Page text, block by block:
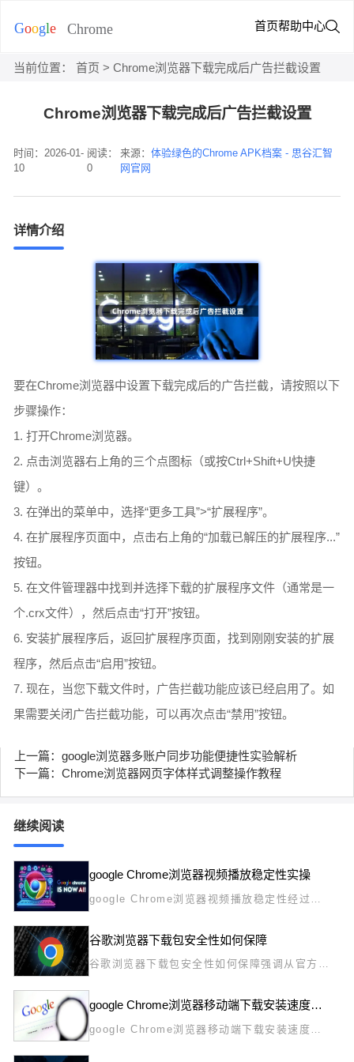
首页帮助中心
当前位置： 首页 > Chrome浏览器下载完成后广告拦截设置
Chrome浏览器下载完成后广告拦截设置
时间：2026-01-
10
阅读：
0
来源：体验绿色的Chrome APK档案 - 思谷汇智
网官网
详情介绍
要在Chrome浏览器中设置下载完成后的广告拦截，请按照以下
步骤操作：
1. 打开Chrome浏览器。
2. 点击浏览器右上角的三个点图标（或按Ctrl+Shift+U快捷
键）。
3. 在弹出的菜单中，选择“更多工具”>“扩展程序”。
4. 在扩展程序页面中，点击右上角的“加载已解压的扩展程序...”
按钮。
5. 在文件管理器中找到并选择下载的扩展程序文件（通常是一
个.crx文件），然后点击“打开”按钮。
6. 安装扩展程序后，返回扩展程序页面，找到刚刚安装的扩展
程序，然后点击“启用”按钮。
7. 现在，当您下载文件时，广告拦截功能应该已经启用了。如
果需要关闭广告拦截功能，可以再次点击“禁用”按钮。
上一篇：google浏览器多账户同步功能便捷性实验解析
下一篇：Chrome浏览器网页字体样式调整操作教程
继续阅读
google Chrome浏览器视频播放稳定性实操
google Chrome浏览器视频播放稳定性经过实
操验证。优化策略帮助用户改善播放流畅度，获
得稳定观看体验。
谷歌浏览器下载包安全性如何保障
谷歌浏览器下载包安全性如何保障强调从官方渠
道获取并校验签名确保安装安全可靠。
google Chrome浏览器移动端下载安装速度优化操作技巧
google Chrome浏览器移动端下载安装速度优
化教程，结合操作技巧和经验分享，帮助用户加
快安装速度，并提升移动端浏览器使用流畅度。